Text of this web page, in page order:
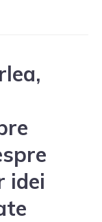
idei